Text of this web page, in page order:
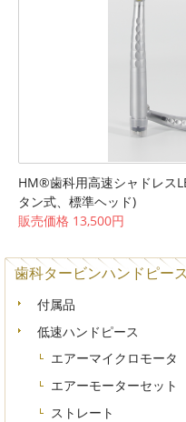
HM®歯科用高速シャドレス
タン式、標準ヘッド)
販売価格 13,500円
歯科タービンハンドピース
付属品
低速ハンドピース
エアーマイクロモータ
エアーモーターセット
ストレート